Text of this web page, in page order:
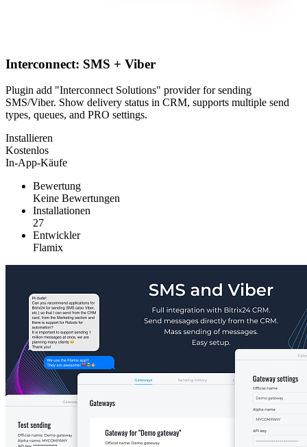
Interconnect: SMS + Viber
Plugin add "Interconnect Solutions" provider for sending
SMS/Viber. Show delivery status in CRM, supports multiple send
types, queues, and PRO settings.
Installieren
Kostenlos
In-App-Käufe
Bewertung
Keine Bewertungen
Installationen
27
Entwickler
Flamix